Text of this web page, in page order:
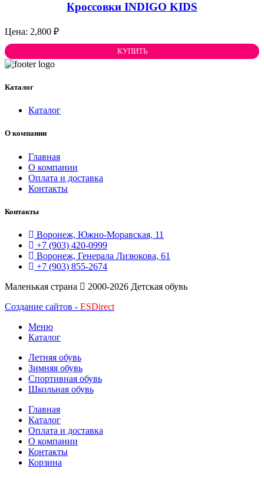
Кроссовки INDIGO KIDS
2,800 ₽
КУПИТЬ
Каталог
Каталог
О компании
Главная
О компании
Оплата и доставка
Контакты
Контакты
Воронеж, Южно-Моравская, 11
+7 (903) 420-0999
Воронеж, Генерала Лизюкова, 61
+7 (903) 855-2674
Маленькая страна
2000-2026 Детская обувь
Создание сайтов - ESDirect
Меню
Каталог
Летняя обувь
Зимняя обувь
Спортивная обувь
Школьная обувь
Главная
Каталог
Оплата и доставка
О компании
Контакты
Корзина